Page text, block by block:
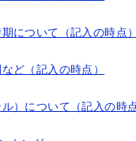
について（記入の時点）
ど（記入の時点）
）について（記入の時点